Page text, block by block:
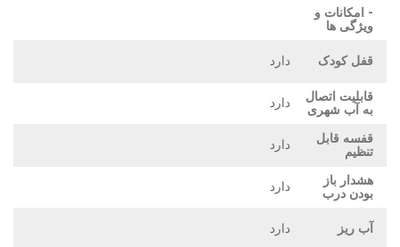
- امکانات و
ویژگی ها
قفل کودک دارد
قابلیت اتصال
به آب شهری
دارد
قفسه قابل
تنظیم
دارد
هشدار باز
بودن درب
دارد
آب ریز دارد